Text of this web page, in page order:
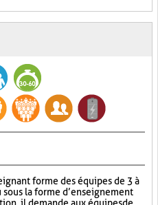
forme des équipes de 3 à
la forme d’enseignement